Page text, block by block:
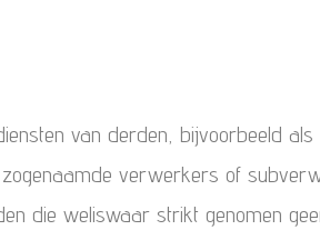
van derden, bijvoorbeeld
verwerkers of
die weliswaar strikt genomen